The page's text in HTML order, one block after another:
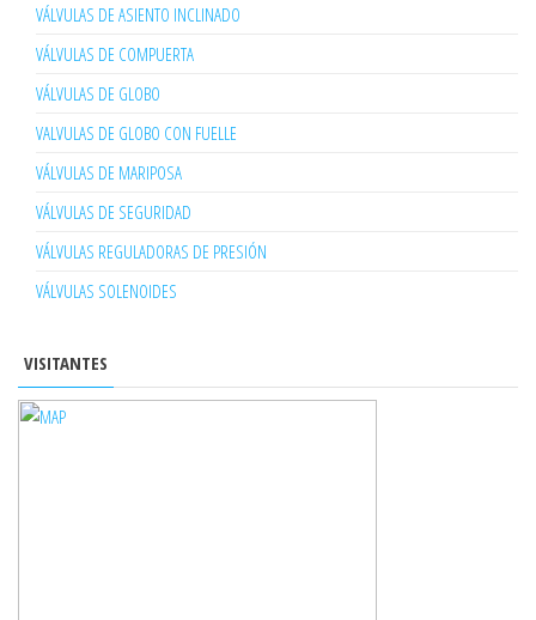
VÁLVULAS DE ASIENTO INCLINADO
VÁLVULAS DE COMPUERTA
VÁLVULAS DE GLOBO
VALVULAS DE GLOBO CON FUELLE
VÁLVULAS DE MARIPOSA
VÁLVULAS DE SEGURIDAD
VÁLVULAS REGULADORAS DE PRESIÓN
VÁLVULAS SOLENOIDES
VISITANTES